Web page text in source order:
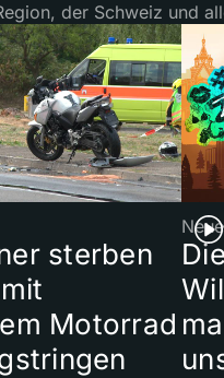
der Schweiz und
sterben
Motorrad